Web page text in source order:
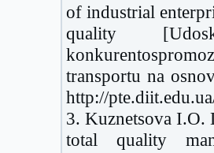
of industrial
quality
transportu na
http://
3. Kuznetsova I.O.
total quality